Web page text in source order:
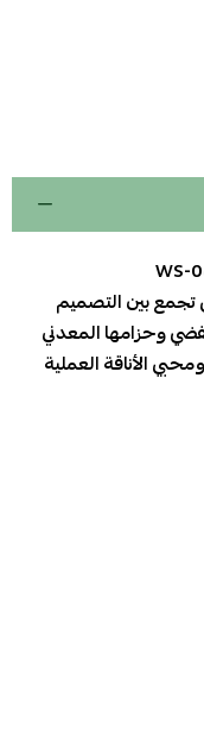
تجمع بين التصميم
وحزامها المعدني
الأناقة العملية